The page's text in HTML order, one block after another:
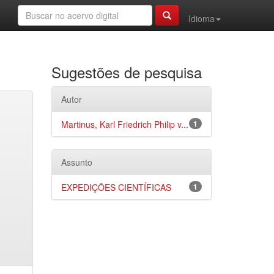
Idioma
Sugestões de pesquisa
Autor
1
Martinus, Karl Friedrich Philip v...
Assunto
1
EXPEDIÇÕES CIENTÍFICAS